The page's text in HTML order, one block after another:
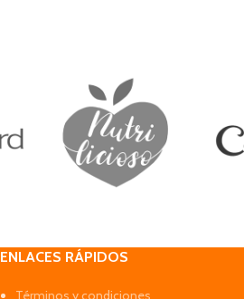
ENLACES RÁPIDOS
Términos y condiciones